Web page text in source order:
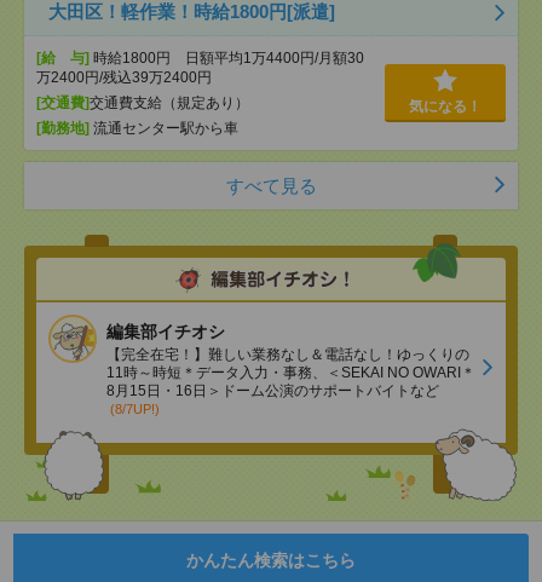
大田区！軽作業！時給1800円[派遣]
[給 与] 時給1800円 日額平均1万4400円/月額30
万2400円/残込39万2400円
[交通費]交通費支給（規定あり）
[勤務地] 流通センター駅から車
気になる！
すべて見る
編集部イチオシ
【完全在宅！】難しい業務なし＆電話なし！ゆっくりの
11時～時短＊データ入力・事務、＜SEKAI NO OWARI＊
8月15日・16日＞ドーム公演のサポートバイトなど
(8/7UP!)
かんたん検索はこちら